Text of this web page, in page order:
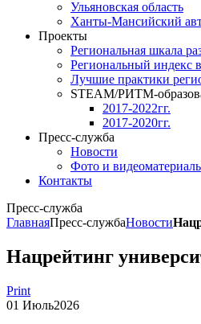
Ульяновская область
Ханты-Мансийский
Проекты
Региональная шкала
Региональный индекс
Лучшие практики
STEAM/РИТМ-
2017-2022гг.
2017-2020гг.
Пресс-служба
Новости
Фото и
Контакты
Пресс-служба
ГлавнаяПресс-службаНовости
Нацрейтинг
Print
01 Июль2026